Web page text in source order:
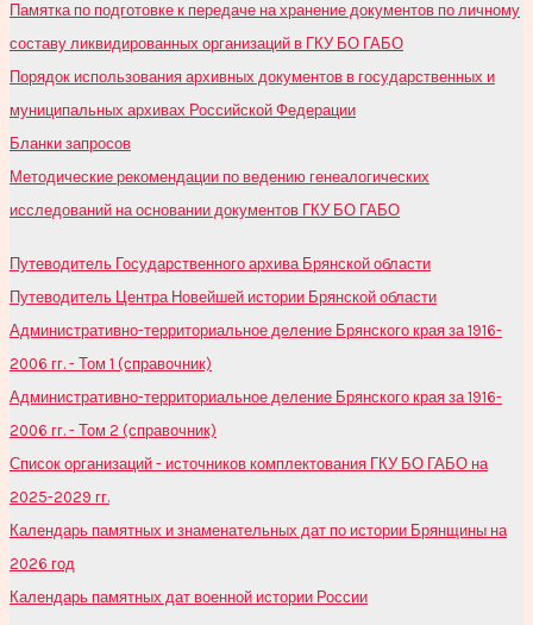
Памятка по подготовке к передаче на хранение документов по личному
составу ликвидированных организаций в ГКУ БО ГАБО
Порядок использования архивных документов в государственных и
муниципальных архивах Российской Федерации
Бланки запросов
Методические рекомендации по ведению генеалогических
исследований на основании документов ГКУ БО ГАБО
Путеводитель Государственного архива Брянской области
Путеводитель Центра Новейшей истории Брянской области
Административно-территориальное деление Брянского края за 1916-
2006 гг. - Том 1 (справочник)
Административно-территориальное деление Брянского края за 1916-
2006 гг. - Том 2 (справочник)
Список организаций - источников комплектования ГКУ БО ГАБО на
2025-2029 гг.
Календарь памятных и знаменательных дат по истории Брянщины на
2026 год
Календарь памятных дат военной истории России